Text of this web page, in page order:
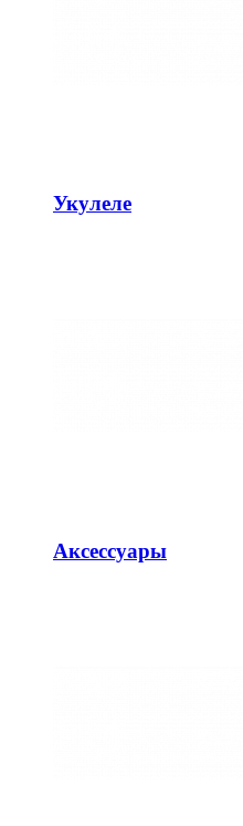
Укулеле
Аксессуары